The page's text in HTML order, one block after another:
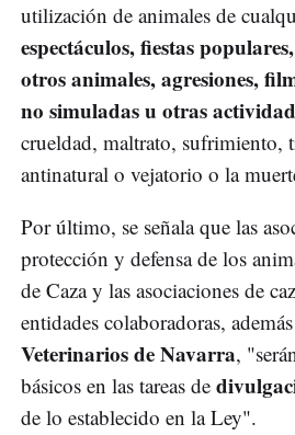
utilización de animales de
espectáculos, fiestas
otros animales, agresiones,
no simuladas u otras
crueldad, maltrato, sufrimiento,
antinatural o vejatorio o la
Por último, se señala que las
protección y defensa de los
de Caza y las asociaciones de
entidades colaboradoras,
Veterinarios de Navarra,
básicos en las tareas de
de lo establecido en la Ley".